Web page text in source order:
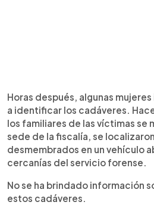
Horas después, algunas
a identificar los cadáveres.
los familiares de las víctimas se
sede de la fiscalía, se
desmembrados en un vehículo
cercanías del servicio forense.
No se ha brindado información
estos cadáveres.